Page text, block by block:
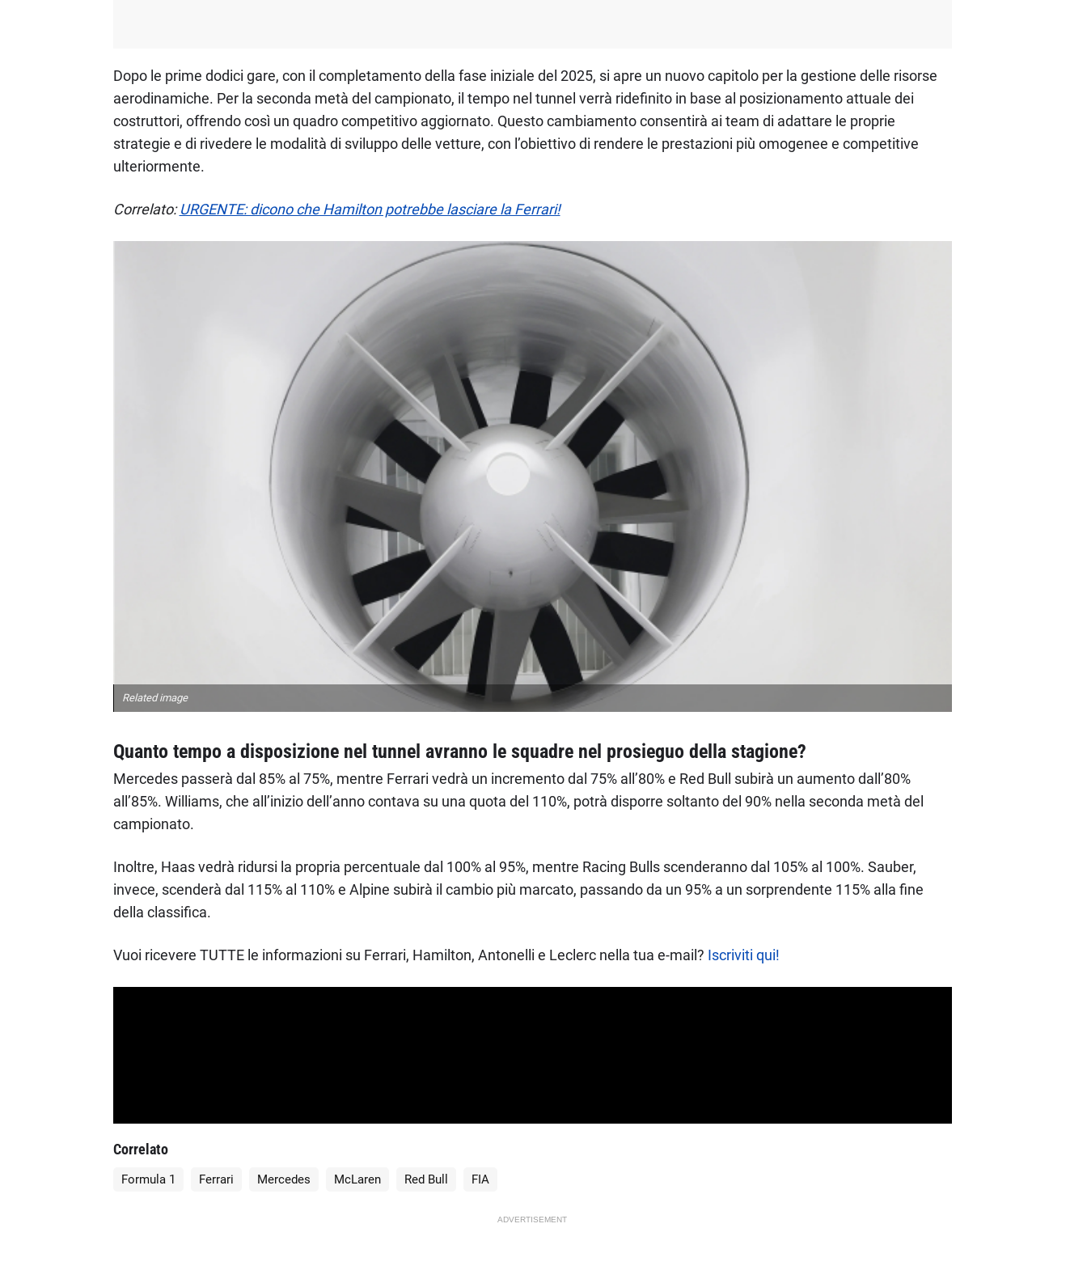
Dopo le prime dodici gare, con il completamento della fase iniziale del 2025, si apre un nuovo capitolo per la gestione delle risorse
aerodinamiche. Per la seconda metà del campionato, il tempo nel tunnel verrà ridefinito in base al posizionamento attuale dei
costruttori, offrendo così un quadro competitivo aggiornato. Questo cambiamento consentirà ai team di adattare le proprie
strategie e di rivedere le modalità di sviluppo delle vetture, con l’obiettivo di rendere le prestazioni più omogenee e competitive
ulteriormente.
Correlato:URGENTE: dicono che Hamilton potrebbe lasciare la Ferrari!
Related image
Quanto tempo a disposizione nel tunnel avranno le squadre nel prosieguo della stagione?
Mercedes passerà dal 85% al 75%, mentre Ferrari vedrà un incremento dal 75% all’80% e Red Bull subirà un aumento dall’80%
all’85%. Williams, che all’inizio dell’anno contava su una quota del 110%, potrà disporre soltanto del 90% nella seconda metà del
campionato.
Inoltre, Haas vedrà ridursi la propria percentuale dal 100% al 95%, mentre Racing Bulls scenderanno dal 105% al 100%. Sauber,
invece, scenderà dal 115% al 110% e Alpine subirà il cambio più marcato, passando da un 95% a un sorprendente 115% alla fine
della classifica.
Vuoi ricevere TUTTE le informazioni su Ferrari, Hamilton, Antonelli e Leclerc nella tua e-mail? Iscriviti qui!
Correlato
Formula 1 Ferrari Mercedes McLaren Red Bull FIA
ADVERTISEMENT